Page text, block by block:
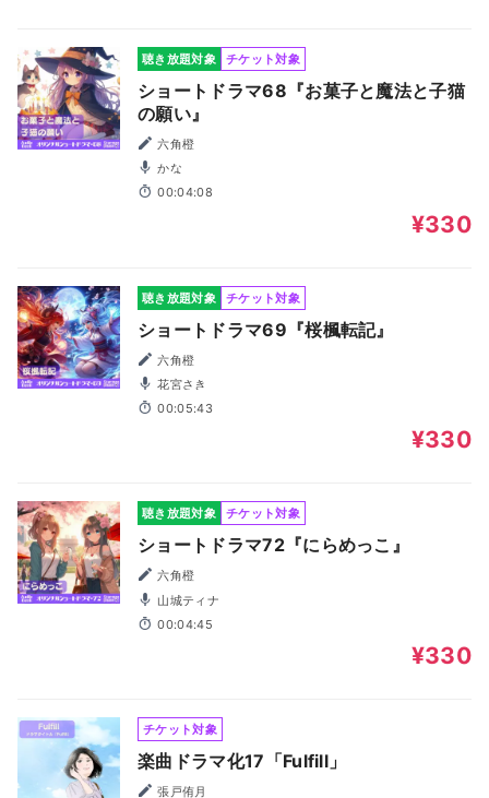
聴き放題対象 チケット対象
ショートドラマ68『お菓子と魔法と子猫
の願い』
六角橙
かな
00:04:08
¥330
聴き放題対象 チケット対象
ショートドラマ69『桜楓転記』
六角橙
花宮さき
00:05:43
¥330
聴き放題対象 チケット対象
ショートドラマ72『にらめっこ』
六角橙
山城ティナ
00:04:45
¥330
チケット対象
楽曲ドラマ化17「Fulfill」
張戸侑月